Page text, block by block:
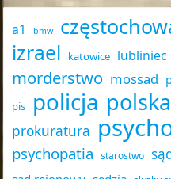
a1 bmw
izrael katowice lubliniec
morderstwo mossad
pis policja polska
prokuratura
psychopatia
starostwo